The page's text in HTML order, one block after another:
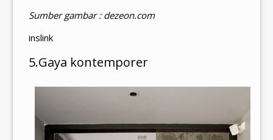
Sumber gambar : dezeon.com
inslink
5.Gaya kontemporer